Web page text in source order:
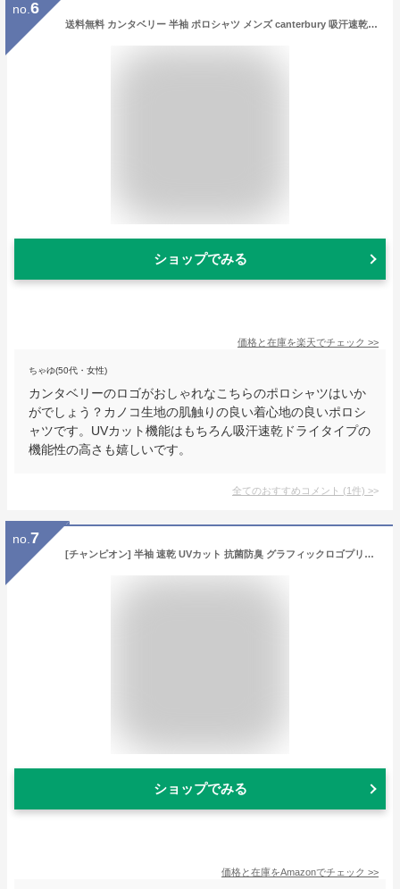
no. 6
送料無料 カンタベリー 半袖 ポロシャツ メンズ canterbury 吸汗速乾 UVカット ラグビー スポーツ カジュアル ウェア 男性 カノコ 鹿の子 春 夏 トップス/RA33062
ショップでみる
価格と在庫を楽天でチェック >>
ちゃゆ(50代・女性)
カンタベリーのロゴがおしゃれなこちらのポロシャツはいか
がでしょう？カノコ生地の肌触りの良い着心地の良いポロシ
ャツです。UVカット機能はもちろん吸汗速乾ドライタイプの
機能性の高さも嬉しいです。
全てのおすすめコメント (1件) >
no. 7
[チャンピオン] 半袖 速乾 UVカット 抗菌防臭 グラフィックロゴプリント ポロシャツ メンズゴルフ C3-ZG321 グリーン
ショップでみる
価格と在庫をAmazonでチェック >>